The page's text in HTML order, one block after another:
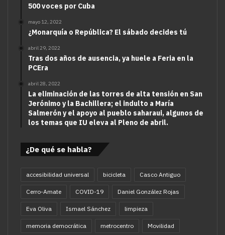
500 voces por Cuba
mayo 12, 2022
¿Monarquía o República? El sábado decides tú
abril 29, 2022
Tras dos años de ausencia, ya huele a Feria en la
PCEra
abril 28, 2022
La eliminación de las torres de alta tensión en San
Jerónimo y la Bachillera; el indulto a María
Salmerón y el apoyo al pueblo saharaui, algunos de
los temas que IU eleva al Pleno de abril.
¿De qué se habla?
accesibilidad universal bicicleta Casco Antiguo
Cerro-Amate COVID-19 Daniel González Rojas
Eva Oliva Ismael Sánchez limpieza
memoria democrática metrocentro Movilidad